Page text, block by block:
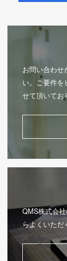
お問い合わせ
い。ご要件を
せて頂いてお
QMS株式会
らよくいただ